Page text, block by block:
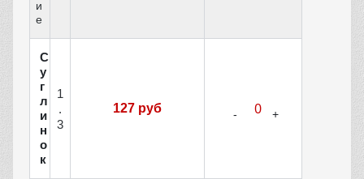
и
е
С
у
г
л
и
н
о
к
1
.
3
127 руб